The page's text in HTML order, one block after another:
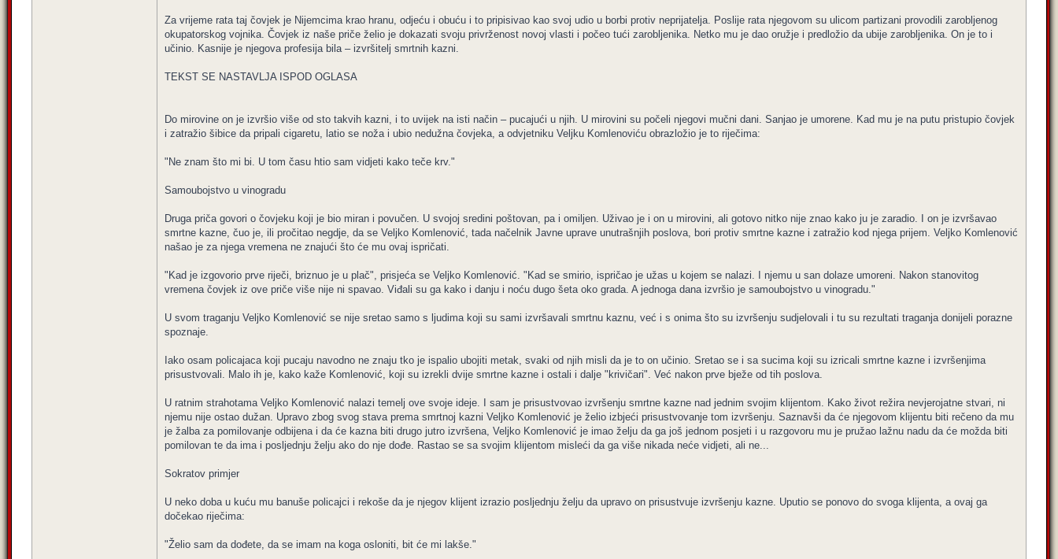
Za vrijeme rata taj čovjek je Nijemcima krao hranu, odjeću i obuću i to pripisivao kao svoj udio u borbi protiv neprijatelja. Poslije rata njegovom su ulicom partizani provodili zarobljenog
okupatorskog vojnika. Čovjek iz naše priče želio je dokazati svoju privrženost novoj vlasti i počeo tući zarobljenika. Netko mu je dao oružje i predložio da ubije zarobljenika. On je to i
učinio. Kasnije je njegova profesija bila – izvršitelj smrtnih kazni.
TEKST SE NASTAVLJA ISPOD OGLASA
Do mirovine on je izvršio više od sto takvih kazni, i to uvijek na isti način – pucajući u njih. U mirovini su počeli njegovi mučni dani. Sanjao je umorene. Kad mu je na putu pristupio čovjek
i zatražio šibice da pripali cigaretu, latio se noža i ubio nedužna čovjeka, a odvjetniku Veljku Komlenoviću obrazložio je to riječima:
"Ne znam što mi bi. U tom času htio sam vidjeti kako teče krv."
Samoubojstvo u vinogradu
Druga priča govori o čovjeku koji je bio miran i povučen. U svojoj sredini poštovan, pa i omiljen. Uživao je i on u mirovini, ali gotovo nitko nije znao kako ju je zaradio. I on je izvršavao
smrtne kazne, čuo je, ili pročitao negdje, da se Veljko Komlenović, tada načelnik Javne uprave unutrašnjih poslova, bori protiv smrtne kazne i zatražio kod njega prijem. Veljko Komlenović
našao je za njega vremena ne znajući što će mu ovaj ispričati.
"Kad je izgovorio prve riječi, briznuo je u plač", prisjeća se Veljko Komlenović. "Kad se smirio, ispričao je užas u kojem se nalazi. I njemu u san dolaze umoreni. Nakon stanovitog
vremena čovjek iz ove priče više nije ni spavao. Viđali su ga kako i danju i noću dugo šeta oko grada. A jednoga dana izvršio je samoubojstvo u vinogradu."
U svom traganju Veljko Komlenović se nije sretao samo s ljudima koji su sami izvršavali smrtnu kaznu, već i s onima što su izvršenju sudjelovali i tu su rezultati traganja donijeli porazne
spoznaje.
Iako osam policajaca koji pucaju navodno ne znaju tko je ispalio ubojiti metak, svaki od njih misli da je to on učinio. Sretao se i sa sucima koji su izricali smrtne kazne i izvršenjima
prisustvovali. Malo ih je, kako kaže Komlenović, koji su izrekli dvije smrtne kazne i ostali i dalje "krivičari". Već nakon prve bježe od tih poslova.
U ratnim strahotama Veljko Komlenović nalazi temelj ove svoje ideje. I sam je prisustvovao izvršenju smrtne kazne nad jednim svojim klijentom. Kako život režira nevjerojatne stvari, ni
njemu nije ostao dužan. Upravo zbog svog stava prema smrtnoj kazni Veljko Komlenović je želio izbjeći prisustvovanje tom izvršenju. Saznavši da će njegovom klijentu biti rečeno da mu
je žalba za pomilovanje odbijena i da će kazna biti drugo jutro izvršena, Veljko Komlenović je imao želju da ga još jednom posjeti i u razgovoru mu je pružao lažnu nadu da će možda biti
pomilovan te da ima i posljednju želju ako do nje dođe. Rastao se sa svojim klijentom misleći da ga više nikada neće vidjeti, ali ne...
Sokratov primjer
U neko doba u kuću mu banuše policajci i rekoše da je njegov klijent izrazio posljednju želju da upravo on prisustvuje izvršenju kazne. Uputio se ponovo do svoga klijenta, a ovaj ga
dočekao riječima:
"Želio sam da dođete, da se imam na koga osloniti, bit će mi lakše."